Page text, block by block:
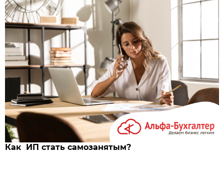
Как ИП стать самозанятым?